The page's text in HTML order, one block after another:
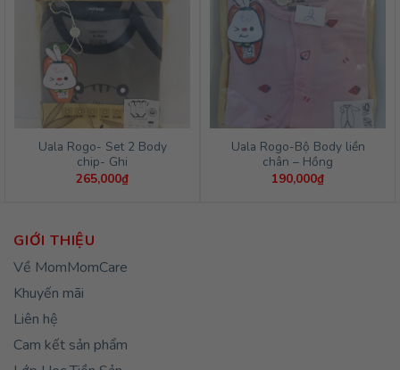
Uala Rogo- Set 2 Body
chip- Ghi
265,000₫
Uala Rogo-Bộ Body liền
chân – Hồng
190,000₫
GIỚI THIỆU
Về MomMomCare
Khuyến mãi
Liên hệ
Cam kết sản phẩm